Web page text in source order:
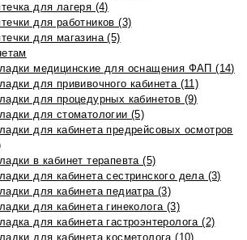
для лагеря (4)
для работников (3)
для магазина (5)
медицинские для оснащения ФАП (14)
для прививочного кабинета (11)
для процедурных кабинетов (9)
для стоматологии (5)
для кабинета предрейсовых осмотров
в кабинет терапевта (5)
для кабинета сестринского дела (3)
для кабинета педиатра (3)
для кабинета гинеколога (3)
для кабинета гастроэнтеролога (2)
для кабинета косметолога (10)